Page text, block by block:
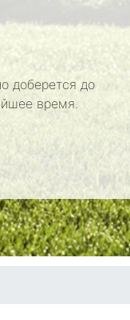
доберется до
время.